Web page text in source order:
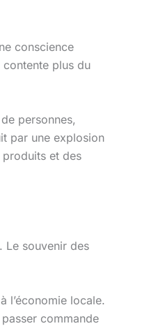
conscience
plus du
personnes,
par une explosion
et des
Le souvenir des
l’économie locale.
commande